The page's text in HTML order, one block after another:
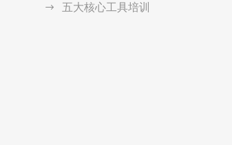
五大核心工具培训